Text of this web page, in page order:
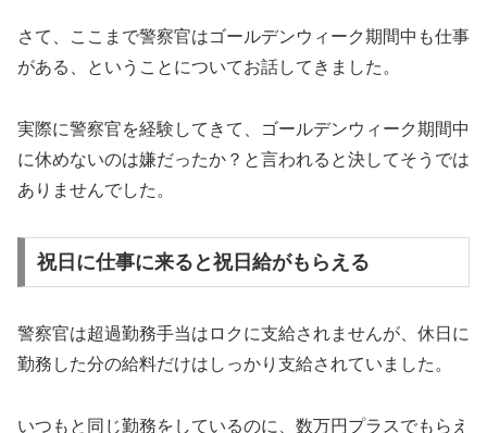
さて、ここまで警察官はゴールデンウィーク期間中も仕事
がある、ということについてお話してきました。
実際に警察官を経験してきて、ゴールデンウィーク期間中
に休めないのは嫌だったか？と言われると決してそうでは
ありませんでした。
祝日に仕事に来ると祝日給がもらえる
警察官は超過勤務手当はロクに支給されませんが、休日に
勤務した分の給料だけはしっかり支給されていました。
いつもと同じ勤務をしているのに、数万円プラスでもらえ